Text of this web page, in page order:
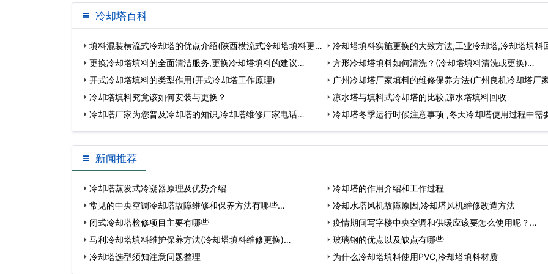
冷却塔百科
填料混装横流式冷却塔的优点介绍(陕西横流式冷却塔填料更换
电话)…
冷却塔填料实施更换的大致方法,工业冷却塔,冷却塔填料
收…
更换冷却塔填料的全面清洁服务,更换冷却塔填料的建议…
方形冷却塔填料如何清洗？(冷却塔填料清洗或更换)…
开式冷却塔填料的类型作用(开式冷却塔工作原理)
广州冷却塔厂家填料的维修保养方法(广州良机冷却塔厂
话)…
冷却塔填料究竟该如何安装与更换？
凉水塔与填料式冷却塔的比较,凉水塔填料回收
冷却塔厂家为您普及冷却塔的知识,冷却塔维修厂家电话…
冷却塔冬季运行时候注意事项 ,冬天冷却塔使用过程中需
意的事…
新闻推荐
冷却塔蒸发式冷凝器原理及优势介绍
冷却塔的作用介绍和工作过程
常见的中央空调冷却塔故障维修和保养方法有哪些…
冷却水塔风机故障原因,冷却塔风机维修改造方法
闭式冷却塔检修项目主要有哪些
疫情期间写字楼中央空调和供暖应该要怎么使用呢？…
马利冷却塔填料维护保养方法(冷却塔填料维修更换)…
玻璃钢的优点以及缺点有哪些
冷却塔选型须知注意问题整理
为什么冷却塔填料使用PVC,冷却塔填料材质